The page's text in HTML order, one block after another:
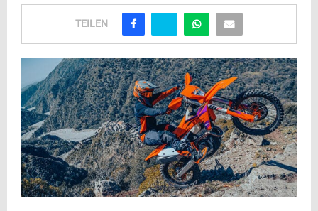
TEILEN